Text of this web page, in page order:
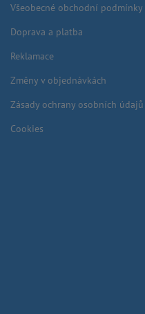
Všeobecné obchodní podmínky
Doprava a platba
Reklamace
Změny v objednávkách
Zásady ochrany osobních údajů
Cookies